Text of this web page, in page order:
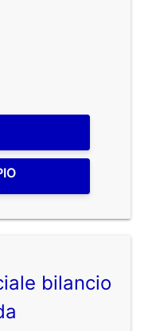
bilancio